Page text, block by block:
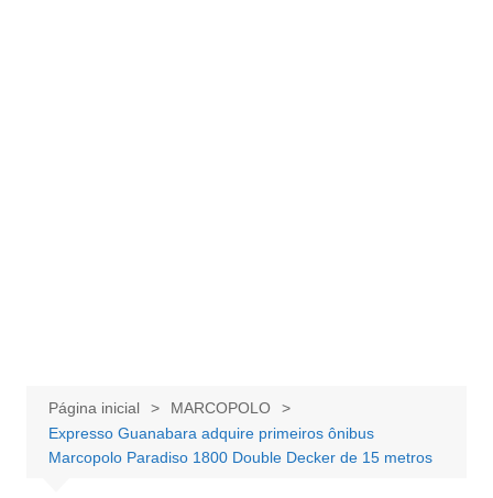
Página inicial
MARCOPOLO
Expresso Guanabara adquire primeiros ônibus
Marcopolo Paradiso 1800 Double Decker de 15 metros